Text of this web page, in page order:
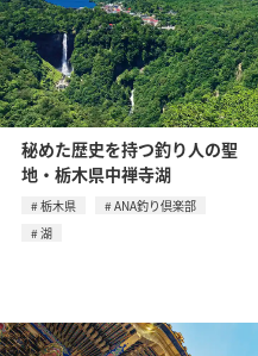
秘めた歴史を持つ釣り人の聖
地・栃木県中禅寺湖
栃木県
ANA釣り倶楽部
湖